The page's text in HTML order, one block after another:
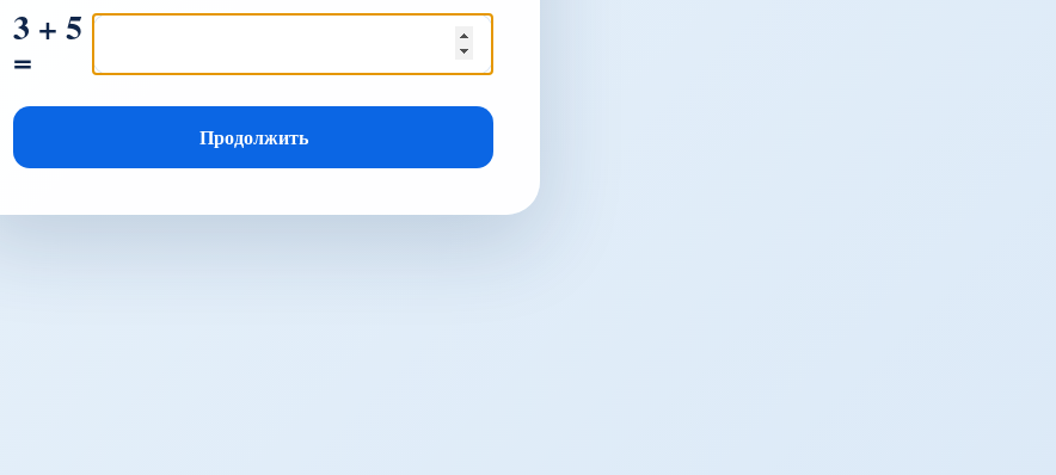
3 + 5
=
Продолжить